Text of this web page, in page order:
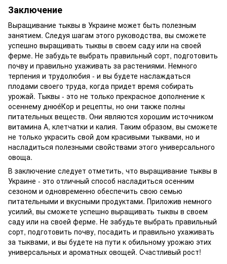
Заключение
Выращивание тыквы в Украине может быть полезным
занятием. Следуя шагам этого руководства, вы сможете
успешно выращивать тыквы в своем саду или на своей
ферме. Не забудьте выбрать правильный сорт, подготовить
почву и правильно ухаживать за растениями. Немного
терпения и трудолюбия - и вы будете наслаждаться
плодами своего труда, когда придет время собирать
урожай. Тыквы - это не только прекрасное дополнение к
осеннему днюéКор и рецепты, но они также полны
питательных веществ. Они являются хорошим источником
витамина А, клетчатки и калия. Таким образом, вы сможете
не только украсить свой дом красивыми тыквами, но и
насладиться полезными свойствами этого универсального
овоща.
В заключение следует отметить, что выращивание тыквы в
Украине - это отличный способ насладиться осенним
сезоном и одновременно обеспечить свою семью
питательными и вкусными продуктами. Приложив немного
усилий, вы сможете успешно выращивать тыквы в своем
саду или на своей ферме. Не забудьте выбрать правильный
сорт, подготовить почву, посадить и правильно ухаживать
за тыквами, и вы будете на пути к обильному урожаю этих
универсальных и ароматных овощей. Счастливый рост!